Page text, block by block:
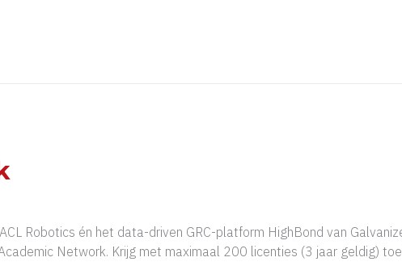
Robotics én het data-driven GRC-platform HighBond van
Network. Krijg met maximaal 200 licenties (3 jaar geldig)